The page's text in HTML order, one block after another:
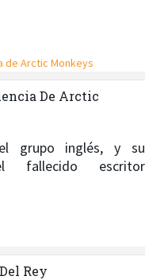
De Arctic
grupo inglés, y su
fallecido escritor
Rey